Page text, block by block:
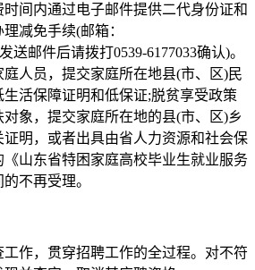
间内通过电子邮件提供二代身份证和
减免手续(邮箱：
送邮件后请拨打0539-6177033确认)。
人员，提交家庭所在地县(市、区)民
活保障证明和低保证;脱贫享受政策
象，提交家庭所在地的县(市、区)乡
明，或者出具由省人力资源和社会保
山东省特困家庭高校毕业生就业服务
不再受理。
作，贯穿招聘工作的全过程。对不符